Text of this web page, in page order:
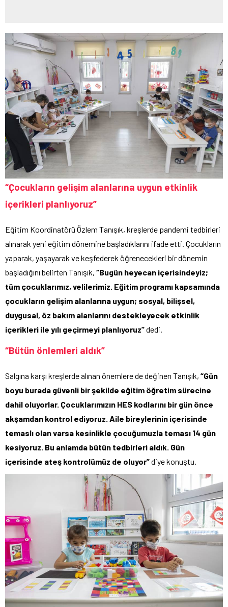
“Çocukların gelişim alanlarına uygun etkinlik
içerikleri planlıyoruz”
Eğitim Koordinatörü Özlem Tanışık, kreşlerde pandemi tedbirleri
alınarak yeni eğitim dönemine başladıklarını ifade etti. Çocukların
yaparak, yaşayarak ve keşfederek öğrenecekleri bir dönemin
başladığını belirten Tanışık, “Bugün heyecan içerisindeyiz;
tüm çocuklarımız, velilerimiz. Eğitim programı kapsamında
çocukların gelişim alanlarına uygun; sosyal, bilişsel,
duygusal, öz bakım alanlarını destekleyecek etkinlik
içerikleri ile yılı geçirmeyi planlıyoruz”dedi.
“Bütün önlemleri aldık”
Salgına karşı kreşlerde alınan önemlere de değinen Tanışık, “Gün
boyu burada güvenli bir şekilde eğitim öğretim sürecine
dahil oluyorlar. Çocuklarımızın HES kodlarını bir gün önce
akşamdan kontrol ediyoruz. Aile bireylerinin içerisinde
temaslı olan varsa kesinlikle çocuğumuzla teması 14 gün
kesiyoruz. Bu anlamda bütün tedbirleri aldık. Gün
içerisinde ateş kontrolümüz de oluyor”diye konuştu.